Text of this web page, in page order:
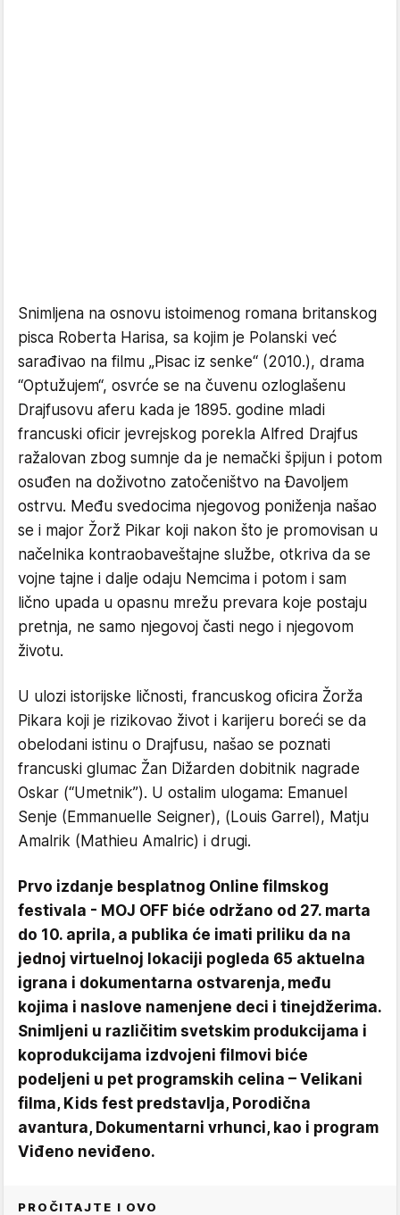
Snimljena na osnovu istoimenog romana britanskog
pisca Roberta Harisa, sa kojim je Polanski već
sarađivao na filmu „Pisac iz senke“ (2010.), drama
“Optužujem“, osvrće se na čuvenu ozloglašenu
Drajfusovu aferu kada je 1895. godine mladi
francuski oficir jevrejskog porekla Alfred Drajfus
ražalovan zbog sumnje da je nemački špijun i potom
osuđen na doživotno zatočeništvo na Đavoljem
ostrvu. Među svedocima njegovog poniženja našao
se i major Žorž Pikar koji nakon što je promovisan u
načelnika kontraobaveštajne službe, otkriva da se
vojne tajne i dalje odaju Nemcima i potom i sam
lično upada u opasnu mrežu prevara koje postaju
pretnja, ne samo njegovoj časti nego i njegovom
životu.
U ulozi istorijske ličnosti, francuskog oficira Žorža
Pikara koji je rizikovao život i karijeru boreći se da
obelodani istinu o Drajfusu, našao se poznati
francuski glumac Žan Dižarden dobitnik nagrade
Oskar (“Umetnik”). U ostalim ulogama: Emanuel
Senje (Emmanuelle Seigner), (Louis Garrel), Matju
Amalrik (Mathieu Amalric) i drugi.
Prvo izdanje besplatnog Online filmskog
festivala - MOJ OFF biće održano od 27. marta
do 10. aprila, a publika će imati priliku da na
jednoj virtuelnoj lokaciji pogleda 65 aktuelna
igrana i dokumentarna ostvarenja, među
kojima i naslove namenjene deci i tinejdžerima.
Snimljeni u različitim svetskim produkcijama i
koprodukcijama izdvojeni filmovi biće
podeljeni u pet programskih celina – Velikani
filma, Kids fest predstavlja, Porodična
avantura, Dokumentarni vrhunci, kao i program
Viđeno neviđeno.
PROČITAJTE I OVO